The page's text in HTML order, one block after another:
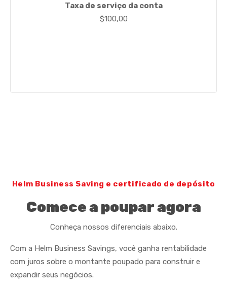
Taxa de serviço da conta
$100,00
Helm Business Saving e certificado de depósito
Comece a poupar agora
Conheça nossos diferenciais abaixo.
Com a Helm Business Savings, você ganha rentabilidade
com juros sobre o montante poupado para construir e
expandir seus negócios.